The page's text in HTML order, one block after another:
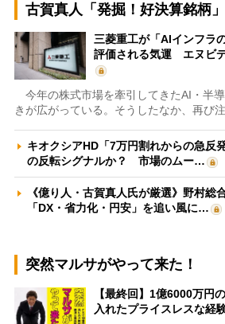
古賀真人「発掘！好決算銘柄」
三菱重工が「AIインフラ
評価される気運 エヌビ
今年の株式市場を牽引してきたAI・半
きが広がっている。そうしたなか、再び
キオクシアHD「7万円割れからの急反
の反転シグナルか？ 市場のムー…
《億り人・古賀真人氏が厳選》野村総
「DX・省力化・円安」を追い風に…
突然マルサがやって来た！
【最終回】1億6000万円
入れたプライスレスな経